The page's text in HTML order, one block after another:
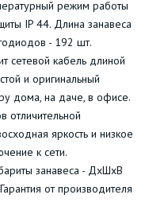
режим работы
IP 44. Длина занавеса
- 192 шт.
сетевой кабель длиной
и оригинальный
дома, на даче, в офисе.
отличительной
яркость и низкое
к сети.
занавеса - ДхШхВ
от производителя